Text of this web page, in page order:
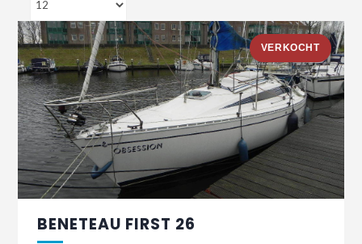
VERKOCHT
BENETEAU FIRST 26